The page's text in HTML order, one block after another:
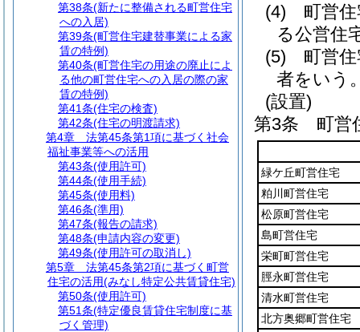
(4)
町営
る公営住
(5)
町営
者をいう
(設置)
第3条
町営
緑ケ丘町営住宅
粕川町営住宅
松原町営住宅
島町営住宅
栄町町営住宅
脛永町営住宅
清水町営住宅
北方奥郷町営住宅
第38条(新たに整備される町営住宅
への入居)
第39条(町営住宅建替事業による家
賃の特例)
第40条(町営住宅の用途の廃止によ
る他の町営住宅への入居の際の家
賃の特例)
第41条(住宅の検査)
第42条(住宅の明渡請求)
第4章
法第45条第1項に基づく社会
福祉事業等への活用
第43条(使用許可)
第44条(使用手続)
第45条(使用料)
第46条(準用)
第47条(報告の請求)
第48条(申請内容の変更)
第49条(使用許可の取消し)
第5章
法第45条第2項に基づく町営
住宅の活用(みなし特定公共賃貸住宅)
第50条(使用許可)
第51条(特定優良賃貸住宅制度に基
づく管理)